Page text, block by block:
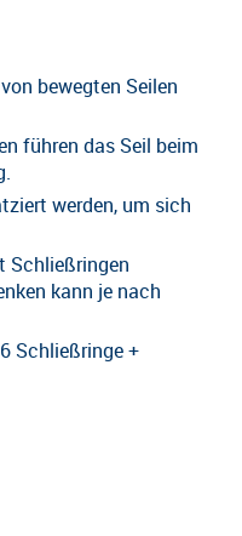
bewegten Seilen
führen das Seil beim
werden, um sich
Schließringen
kann je nach
Schließringe +